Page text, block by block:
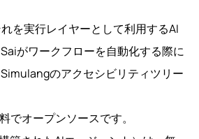
を実行レイヤーとして利用するAI
がワークフローを自動化する際に
のアクセシビリティツリー
でオープンソースです。